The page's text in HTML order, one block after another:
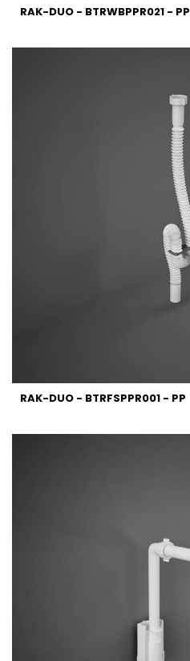
RAK-DUO - BTRWBPPR021 - PP
RAK-DUO - BTRFSPPR001 - PP